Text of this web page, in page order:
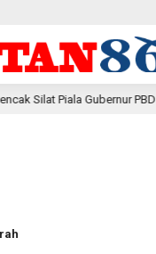
2026, Atlet Kodam XVIII